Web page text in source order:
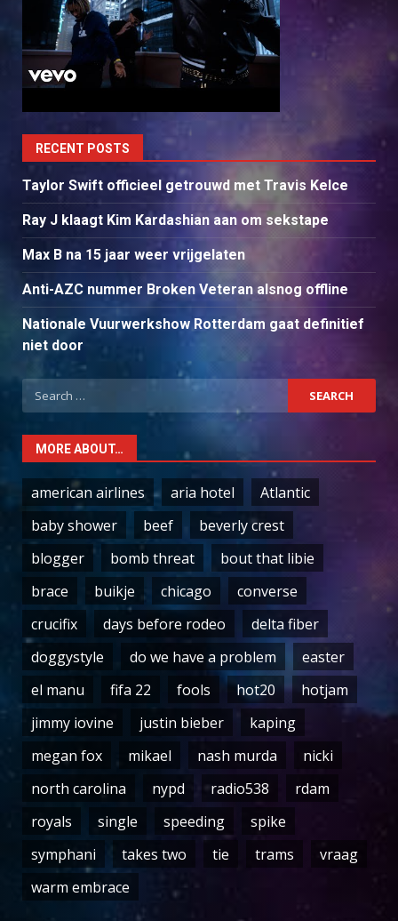
RECENT POSTS
Taylor Swift officieel getrouwd met Travis Kelce
Ray J klaagt Kim Kardashian aan om sekstape
Max B na 15 jaar weer vrijgelaten
Anti-AZC nummer Broken Veteran alsnog offline
Nationale Vuurwerkshow Rotterdam gaat definitief
niet door
Search
for:
MORE ABOUT…
american airlines aria hotel
Atlantic
baby shower
beef
beverly crest
blogger
bomb threat
bout that libie
brace
buikje chicago
converse
crucifix
days before rodeo
delta fiber
doggystyle
do we have a problem
easter
el manu
fifa 22 fools hot20
hotjam
jimmy iovine
justin bieber
kaping
megan fox
mikael nash murda
nicki
north carolina
nypd radio538
rdam
royals
single speeding
spike
symphani
takes two tie trams
vraag
warm embrace